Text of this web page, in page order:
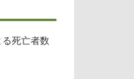
死亡者数